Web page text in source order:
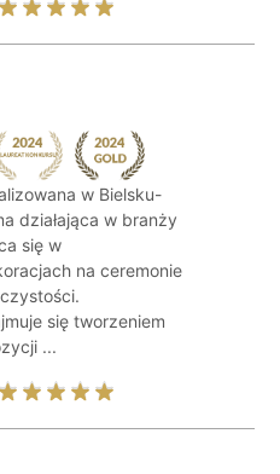
w Bielsku-
działająca w branży
się w
na ceremonie
się tworzeniem
...